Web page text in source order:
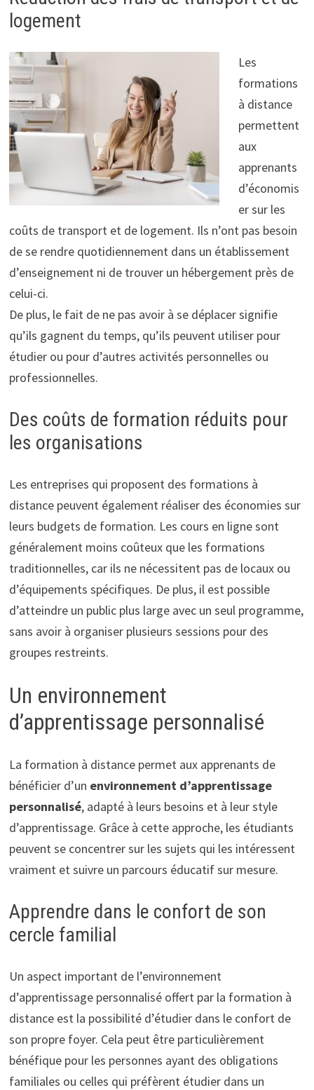
logement
Les
formations
à distance
permettent
aux
apprenants
d’économis
er sur les
coûts de transport et de logement. Ils n’ont pas besoin
de se rendre quotidiennement dans un établissement
d’enseignement ni de trouver un hébergement près de
celui-ci.
De plus, le fait de ne pas avoir à se déplacer signifie
qu’ils gagnent du temps, qu’ils peuvent utiliser pour
étudier ou pour d’autres activités personnelles ou
professionnelles.
Des coûts de formation réduits pour
les organisations
Les entreprises qui proposent des formations à
distance peuvent également réaliser des économies sur
leurs budgets de formation. Les cours en ligne sont
généralement moins coûteux que les formations
traditionnelles, car ils ne nécessitent pas de locaux ou
d’équipements spécifiques. De plus, il est possible
d’atteindre un public plus large avec un seul programme,
sans avoir à organiser plusieurs sessions pour des
groupes restreints.
Un environnement
d’apprentissage personnalisé
La formation à distance permet aux apprenants de
bénéficier d’un environnement d’apprentissage
personnalisé, adapté à leurs besoins et à leur style
d’apprentissage. Grâce à cette approche, les étudiants
peuvent se concentrer sur les sujets qui les intéressent
vraiment et suivre un parcours éducatif sur mesure.
Apprendre dans le confort de son
cercle familial
Un aspect important de l’environnement
d’apprentissage personnalisé offert par la formation à
distance est la possibilité d’étudier dans le confort de
son propre foyer. Cela peut être particulièrement
bénéfique pour les personnes ayant des obligations
familiales ou celles qui préfèrent étudier dans un